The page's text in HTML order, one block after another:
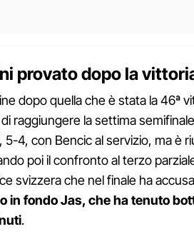
provato dopo la
dopo quella che è stata la 46ª
raggiungere la settima
4, con Bencic al servizio, ma è
poi il confronto al terzo
svizzera che nel finale ha
in fondo Jas, che ha tenuto
.